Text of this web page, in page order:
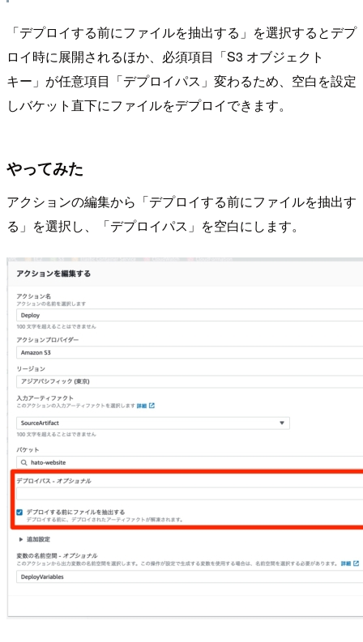
「デプロイする前にファイルを抽出する」を選択するとデプ
ロイ時に展開されるほか、必須項目「S3 オブジェクト
キー」が任意項目「デプロイパス」変わるため、空白を設定
しバケット直下にファイルをデプロイできます。
やってみた
アクションの編集から「デプロイする前にファイルを抽出す
る」を選択し、「デプロイパス」を空白にします。